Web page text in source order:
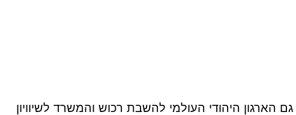
הארגון היהודי העולמי להשבת רכוש והמשרד לשיוויון